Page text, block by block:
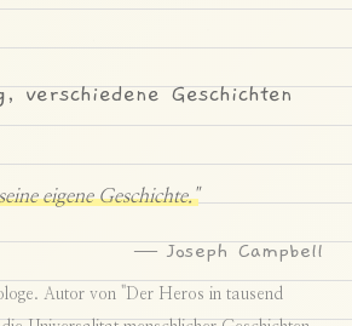
verschiedene Geschichten
eigene Geschichte."
— Joseph Campbell
Autor von "Der Heros in tausend